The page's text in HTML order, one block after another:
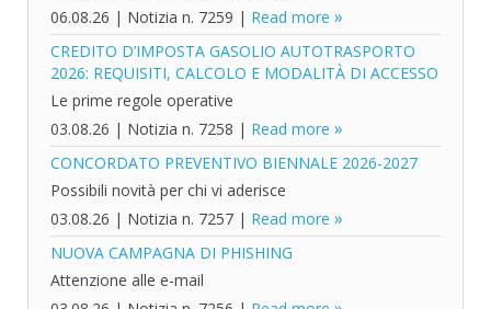
06.08.26 | Notizia n. 7259 | Read more
CREDITO D’IMPOSTA GASOLIO AUTOTRASPORTO
2026: REQUISITI, CALCOLO E MODALITÀ DI ACCESSO
Le prime regole operative
03.08.26 | Notizia n. 7258 | Read more
CONCORDATO PREVENTIVO BIENNALE 2026-2027
Possibili novità per chi vi aderisce
03.08.26 | Notizia n. 7257 | Read more
NUOVA CAMPAGNA DI PHISHING
Attenzione alle e-mail